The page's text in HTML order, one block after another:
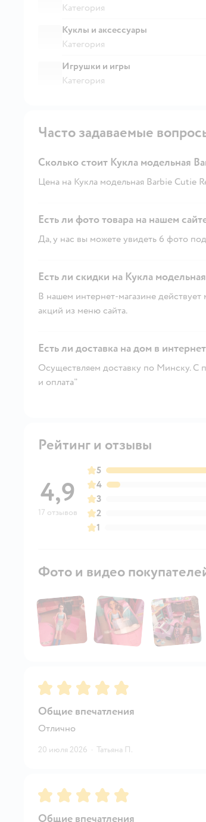
Категория
Куклы и аксессуары
Категория
Игрушки и игры
Категория
Часто задаваемые
Сколько стоит Кукла модельная
Цена на Кукла модельная Barbie Cutie
Есть ли фото товара на нашем
Да, у нас вы можете увидеть 6 фото
Есть ли скидки на Кукла
В нашем интернет-магазине
акций из меню сайта.
Есть ли доставка на дом в
Осуществляем доставку по Минску. С
и оплата"
Рейтинг и отзывы
4,9
17 отзывов
5
4
3
2
1
Фото и видео
Рейтинг:5
Общие впечатления
Отлично
20 июля 2026 · Татьяна П.
Рейтинг:5
Общие впечатления